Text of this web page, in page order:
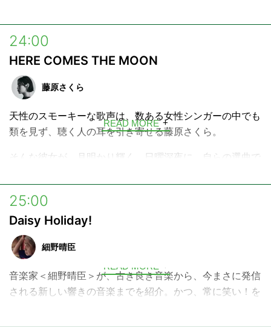
インドネシア・バリと日本、ふたつのルーツを持つ彼女の
目線で、リアルなバリのカルチャーや、日々触れている音
楽・出来事をシェア。番組の最後には、唯一無二の歌声に
よる生歌も披露します。
これから日本で、アーティストとして歩み始めるYuraの今
を、ぜひあたたかく見守ってください♪
24:00
HERE COMES THE MOON
藤原さくら
天性のスモーキーな歌声は、数ある女性シンガーの中でも
類を見ず、聴く人の耳を引き寄せる藤原さくら。
そんな彼女が、月明かり輝く、日曜深夜に、自らの選曲で
自分の音楽ルーツを語ったり、最近のお気に入り曲をかけ
たり、さらにはスタジオ・ライブもお届けします。
週の終わりで始まりの日曜深夜。少し夜更かしして、心地
よい音楽と、ほっと安らぐ時間をお楽しみください。
READ MORE
25:00
Daisy Holiday!
細野晴臣
音楽家＜細野晴臣＞が、古き良き音楽から、今まさに発信
される新しい響きの音楽までを紹介。かつ、常に笑い！を
READ MORE